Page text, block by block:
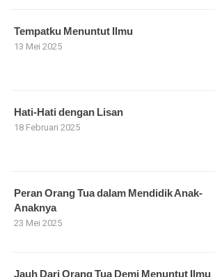
Tempatku Menuntut Ilmu
13 Mei 2025
Hati-Hati dengan Lisan
18 Februari 2025
Peran Orang Tua dalam Mendidik Anak-
Anaknya
23 Mei 2025
Jauh Dari Orang Tua Demi Menuntut Ilmu